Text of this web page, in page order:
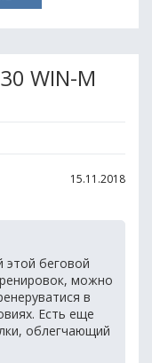
WIN-M
15.11.2018
этой беговой
можно
в
Есть еще
облегчающий